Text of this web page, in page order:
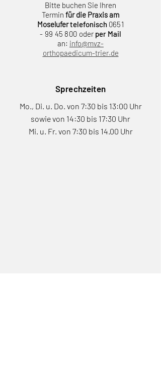
Bitte buchen Sie Ihren
Termin für die Praxis am
Moselufertelefonisch 0651
- 99 45 800 oder per Mail
an: info@mvz-
orthopaedicum-trier.de
Sprechzeiten
Mo., Di. u. Do. von 7:30 bis 13:00 Uhr
sowie von 14:30 bis 17:30 Uhr
Mi. u. Fr. von 7:30 bis 14.00 Uhr